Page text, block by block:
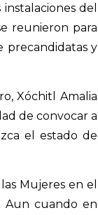
del
reunieron para
precandidatas y
Xóchitl Amalia
de convocar a
el estado de
Mujeres en el
Aun cuando en